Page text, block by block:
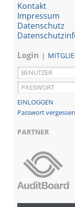
Kontakt
Impressum
Datenschutz
Login
Passwort
PARTNER